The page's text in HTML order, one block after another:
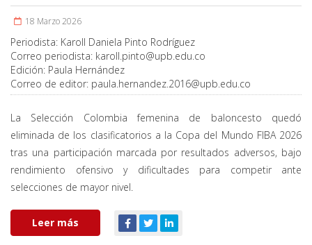
18 Marzo 2026
Periodista: Karoll Daniela Pinto Rodríguez
Correo periodista: karoll.pinto@upb.edu.co
Edición: Paula Hernández
Correo de editor: paula.hernandez.2016@upb.edu.co
La Selección Colombia femenina de baloncesto quedó
eliminada de los clasificatorios a la Copa del Mundo FIBA 2026
tras una participación marcada por resultados adversos, bajo
rendimiento ofensivo y dificultades para competir ante
selecciones de mayor nivel.
Leer más